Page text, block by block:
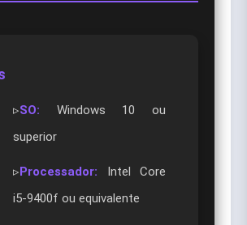
▹SO: Windows 10 ou
superior
▹Processador: Intel Core
i5-9400f ou equivalente